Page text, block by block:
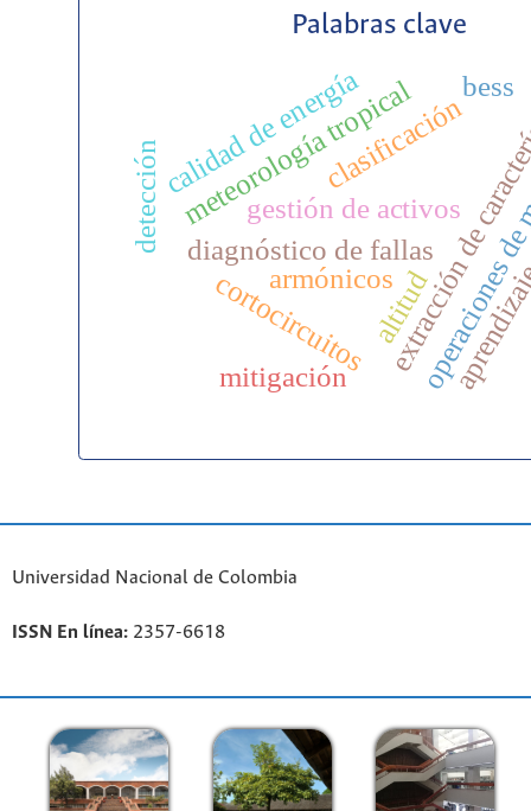
Palabras clave
extracción
diagnóstico de fallas
cortocircuitos
gestión de activos
meteorología tropical
armónicos
calidad de energía
detección clasificación
mitigación
bess
altitud
Universidad Nacional de Colombia
ISSN En línea: 2357-6618